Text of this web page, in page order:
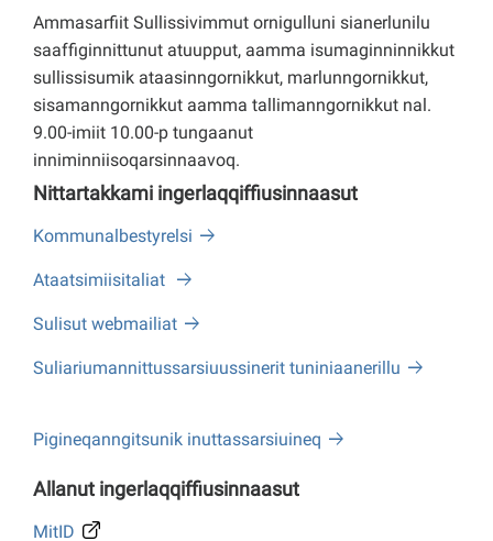
Ammasarfiit Sullissivimmut ornigulluni sianerlunilu
saaffiginnittunut atuupput, aamma isumaginninnikkut
sullissisumik ataasinngornikkut, marlunngornikkut,
sisamanngornikkut aamma tallimanngornikkut nal.
9.00-imiit 10.00-p tungaanut
inniminniisoqarsinnaavoq.
Nittartakkami ingerlaqqiffiusinnaasut
Kommunalbestyrelsi
Ataatsimiisitaliat
Sulisut webmailiat
Suliariumannittussarsiuussinerit tuniniaanerillu
Pigineqanngitsunik inuttassarsiuineq
Allanut ingerlaqqiffiusinnaasut
MitID